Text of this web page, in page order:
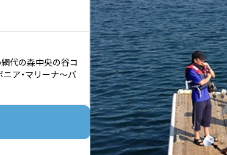
代の森中央の谷コ
ア・マリーナ～バ